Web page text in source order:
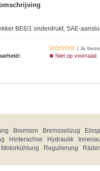
BE6/1 onderdrukt, SAE-
| Je
Niet op voorraad
Bremsen Bremsseilzug
Hinterachse Hydraulik
Motorkühlung Regulierung Räder